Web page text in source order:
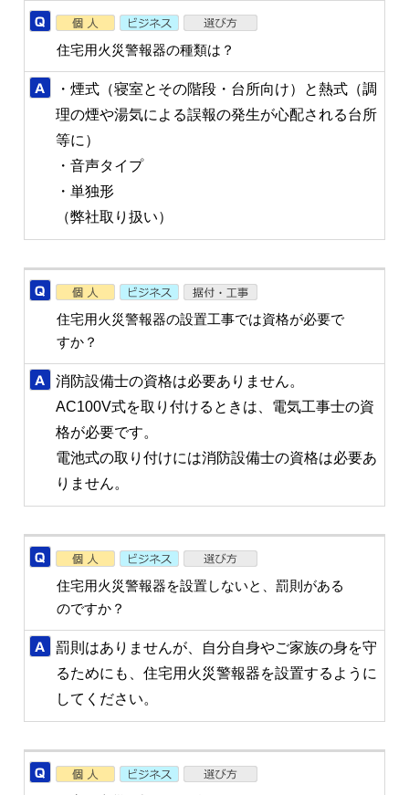
住宅用火災警報器の種類は？
・煙式（寝室とその階段・台所向け）と熱式（調
理の煙や湯気による誤報の発生が心配される台所
等に）
・音声タイプ
・単独形
（弊社取り扱い）
住宅用火災警報器の設置工事では資格が必要で
すか？
消防設備士の資格は必要ありません。
AC100V式を取り付けるときは、電気工事士の資
格が必要です。
電池式の取り付けには消防設備士の資格は必要あ
りません。
住宅用火災警報器を設置しないと、罰則がある
のですか？
罰則はありませんが、自分自身やご家族の身を守
るためにも、住宅用火災警報器を設置するように
してください。